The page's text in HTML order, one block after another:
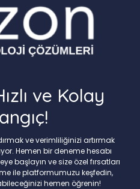
ve Kolay
ve verimliliğinizi artırmak
Hemen bir deneme hesabı
başlayın ve size özel fırsatları
ile platformumuzu keşfedin,
hemen öğrenin!